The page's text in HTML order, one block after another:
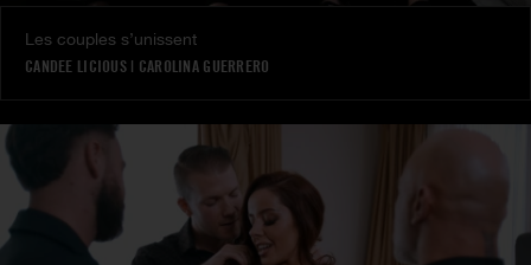
Les couples s’unissent
CANDEE LICIOUS| CAROLINA GUERRERO